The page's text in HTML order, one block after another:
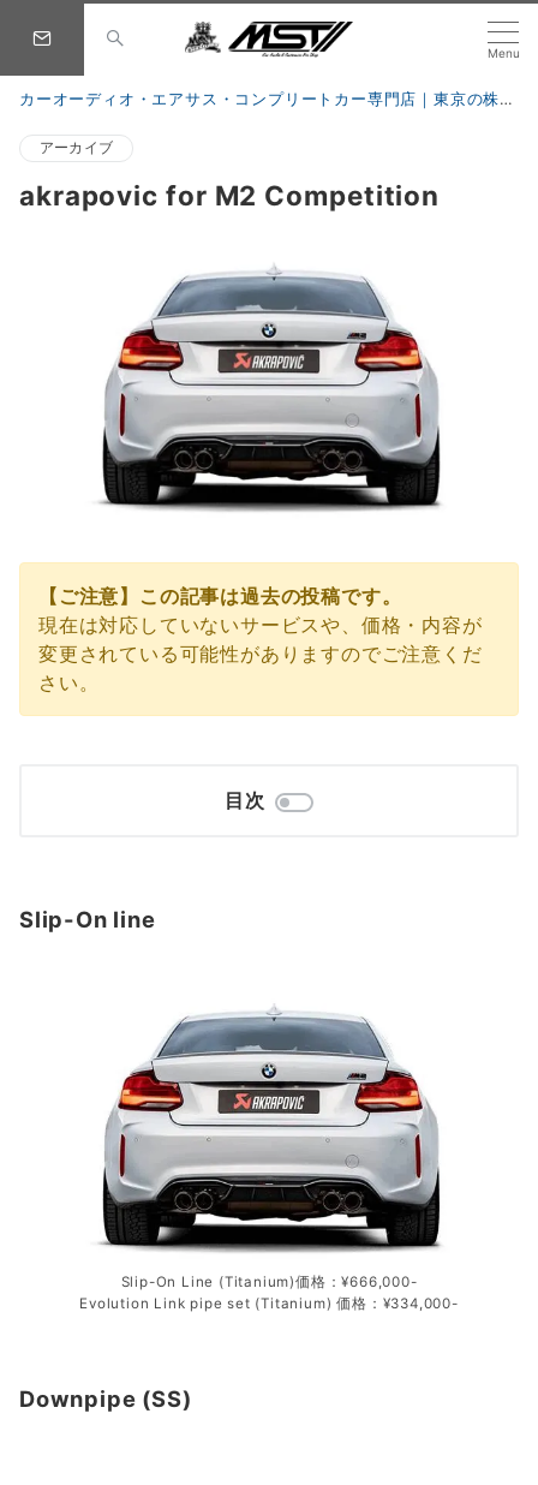
Menu
カーオーディオ・エアサス・コンプリートカー専門店｜東京の株式会社 MST
アーカイブ
akrapovic for M2 Competition
【ご注意】この記事は過去の投稿です。
現在は対応していないサービスや、価格・内容が
変更されている可能性がありますのでご注意くだ
さい。
目次
Slip-On line
Slip-On Line (Titanium)価格：¥666,000-
Evolution Link pipe set (Titanium) 価格：¥334,000-
Downpipe (SS)